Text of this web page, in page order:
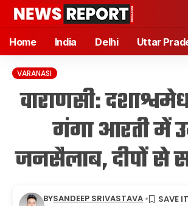
Home India Delhi Uttar
VARANASI
वाराणसी:
गंगा आरती में
जनसैलाब, दीपों से
BYSANDEEP SRIVASTAVA